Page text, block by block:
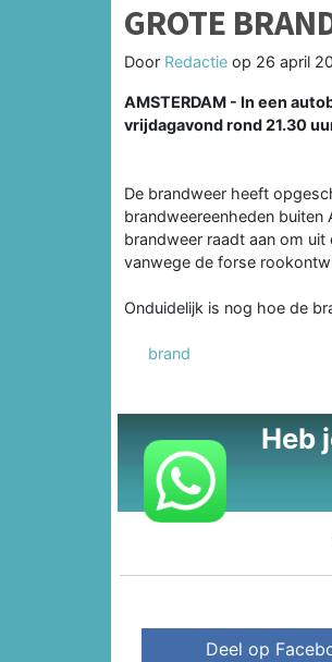
GROTE
Door Redactie op 26 april
AMSTERDAM - In een
vrijdagavond rond 21.30
De brandweer heeft
brandweereenheden
brandweer raadt aan om
vanwege de forse
Onduidelijk is nog hoe de
brand
Heb
Deel op